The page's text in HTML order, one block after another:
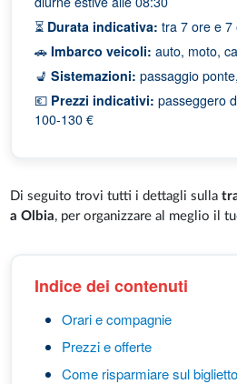
⏳ Durata indicativa: tra 7 ore e 7
🚗Imbarco veicoli: auto, moto,
💺Sistemazioni: passaggio
💶 Prezzi indicativi: passeggero
100-130 €
Di seguito trovi tutti i dettagli sulla
a Olbia, per organizzare al meglio il
Indice dei contenuti
Orari e compagnie
Prezzi e offerte
Come risparmiare sul biglietto